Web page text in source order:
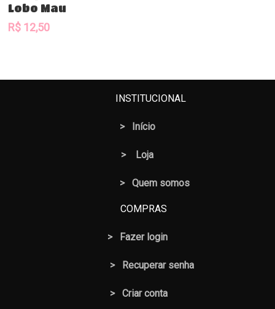
Lobo Mau
R$ 12,50
INSTITUCIONAL
> Início
> Loja
> Quem somos
COMPRAS
> Fazer login
> Recuperar senha
> Criar conta